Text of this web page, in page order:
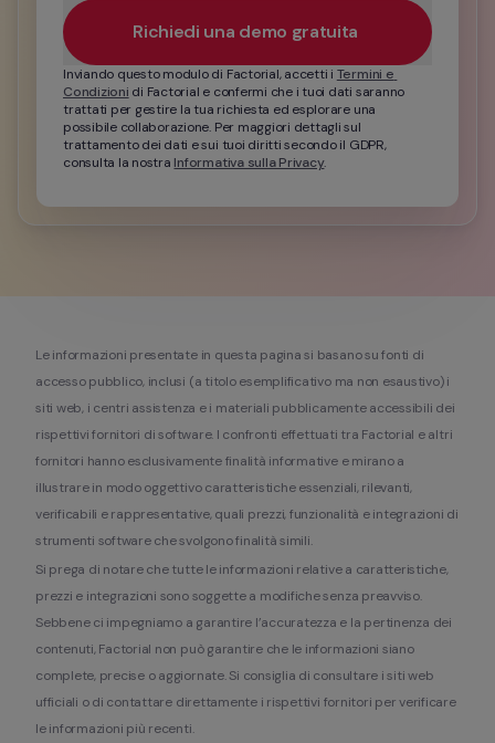
Inviando questo modulo di Factorial, accetti i Termini e
Condizioni di Factorial e confermi che i tuoi dati saranno
trattati per gestire la tua richiesta ed esplorare una
possibile collaborazione. Per maggiori dettagli sul
trattamento dei dati e sui tuoi diritti secondo il GDPR,
consulta la nostra Informativa sulla Privacy.
Le informazioni presentate in questa pagina si basano su fonti di
accesso pubblico, inclusi (a titolo esemplificativo ma non esaustivo) i
siti web, i centri assistenza e i materiali pubblicamente accessibili dei
rispettivi fornitori di software. I confronti effettuati tra Factorial e altri
fornitori hanno esclusivamente finalità informative e mirano a
illustrare in modo oggettivo caratteristiche essenziali, rilevanti,
verificabili e rappresentative, quali prezzi, funzionalità e integrazioni di
strumenti software che svolgono finalità simili.
Si prega di notare che tutte le informazioni relative a caratteristiche,
prezzi e integrazioni sono soggette a modifiche senza preavviso.
Sebbene ci impegniamo a garantire l’accuratezza e la pertinenza dei
contenuti, Factorial non può garantire che le informazioni siano
complete, precise o aggiornate. Si consiglia di consultare i siti web
ufficiali o di contattare direttamente i rispettivi fornitori per verificare
le informazioni più recenti.